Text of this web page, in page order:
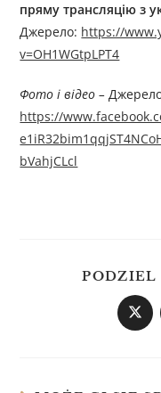
пряму трансляцію з
Джерелo: https://
v=OH1WGtpLPT4
Фото і відео –
https://
bVahjCLcl